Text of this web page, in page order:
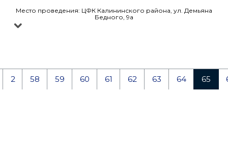
Место проведения: ЦФК Калининского района, ул. Демьяна
Бедного, 9а
2 58 59 60 61 62 63 64 65